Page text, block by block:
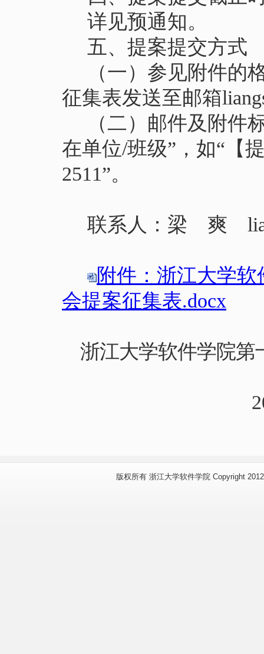
详见预通知。
五、提案提交方式
（一） 参见附件的
征集表发送至邮箱
（二） 邮件及附件
在单位/班级”，如“【
2511”。
联系人 ： 梁 爽
附件：浙江大学
会提案征集表.docx
浙江大学软件学院第
版权所有 浙江大学软件学院 Copyright